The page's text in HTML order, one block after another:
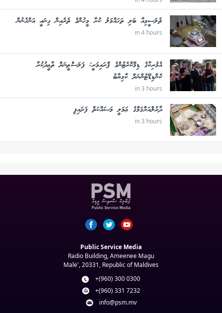
ތެލަސީމިއާ ބަލި ތަހައްމަލު ކުރާ މީހުންގެ ތެރެއިން ގިނައީ އަންހެނުން
in 4 hours
އެމެރިކާގެ ޑިމޮކްރެޓުންގެ ޕްރައިމަރީ: ފަލަސްޠީނަށް ތާޢީދުކުރާ
ކެންޑިޑޭޓުންނަށް ކާމިޔާބު
in 3 hours
ދާރުލްއަރްޤަމްގެ ޢަމަލީ މަސައްކަތް ފަށައިފި
in 3 hours
Public Service Media
Radio Building, Ameenee Magu
Male', 20331, Republic of Maldives
+(960) 300 0300
+(960) 331 7232
info@psm.mv